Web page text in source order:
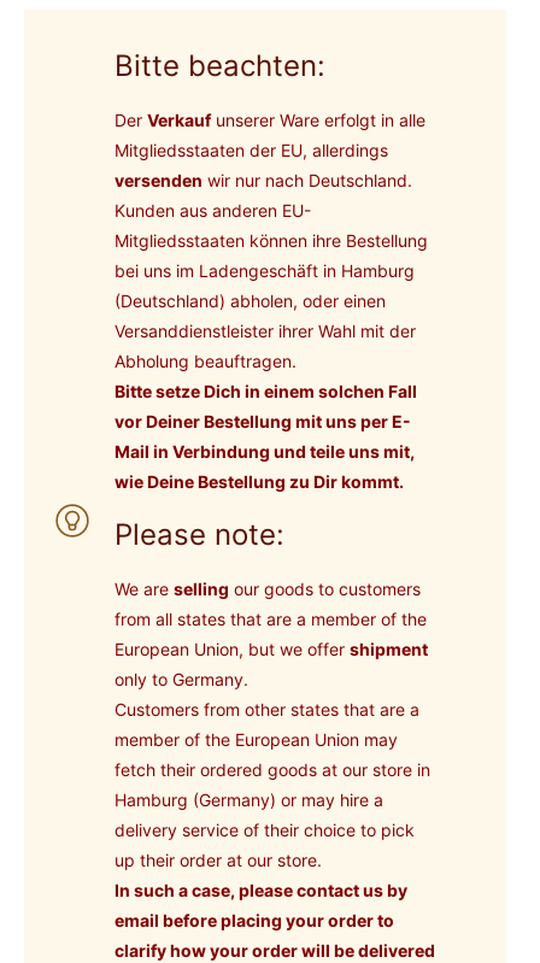
Bitte beachten:
Der Verkaufunserer Ware erfolgt in alle
Mitgliedsstaaten der EU, allerdings
versenden wir nur nach Deutschland.
Kunden aus anderen EU-
Mitgliedsstaaten können ihre Bestellung
bei uns im Ladengeschäft in Hamburg
(Deutschland) abholen, oder einen
Versanddienstleister ihrer Wahl mit der
Abholung beauftragen.
Bitte setze Dich in einem solchen Fall
vor Deiner Bestellung mit uns per E-
Mail in Verbindung und teile uns mit,
wie Deine Bestellung zu Dir kommt.
Please note:
We are selling our goods to customers
from all states that are a member of the
European Union, but we offer shipment
only to Germany.
Customers from other states that are a
member of the European Union may
fetch their ordered goods at our store in
Hamburg (Germany) or may hire a
delivery service of their choice to pick
up their order at our store.
In such a case, please contact us by
email before placing your order to
clarify how your order will be delivered